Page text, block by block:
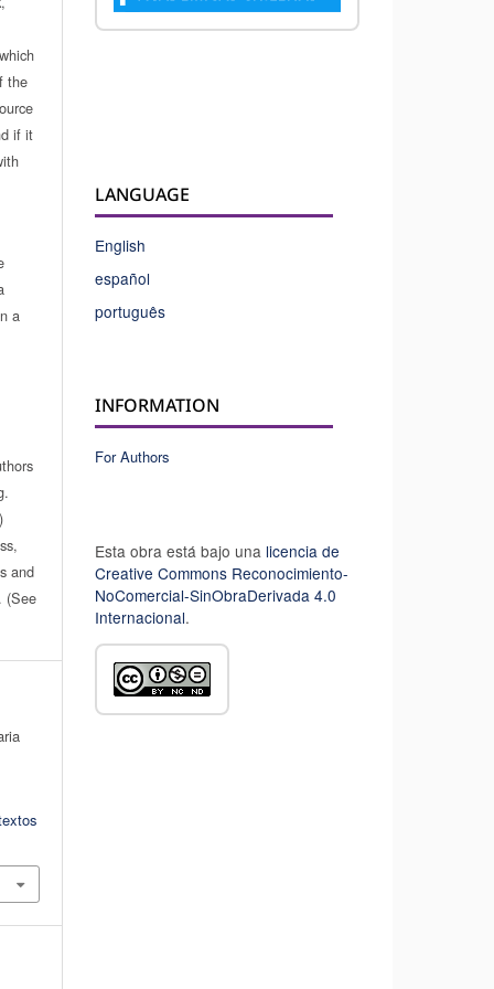
the
if it
a
and
(See
LANGUAGE
English
español
português
INFORMATION
For Authors
Esta obra está bajo una licencia de
Creative Commons Reconocimiento-
NoComercial-SinObraDerivada 4.0
Internacional.